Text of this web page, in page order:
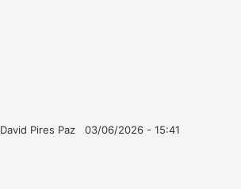
David Pires Paz
03/06/2026 - 15:41